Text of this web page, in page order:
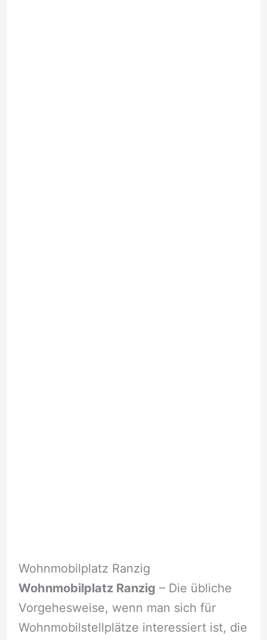
Wohnmobilplatz Ranzig
Wohnmobilplatz Ranzig – Die übliche
Vorgehesweise, wenn man sich für
Wohnmobilstellplätze interessiert ist, die